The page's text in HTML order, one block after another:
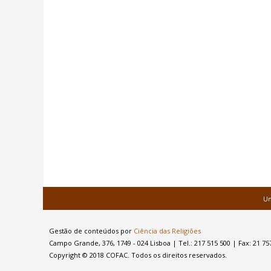
Gestão de conteúdos por Ciência das Religiões
Campo Grande, 376, 1749 - 024 Lisboa | Tel.: 217 515 500 | Fax: 21
Copyright © 2018 COFAC. Todos os direitos reservados.